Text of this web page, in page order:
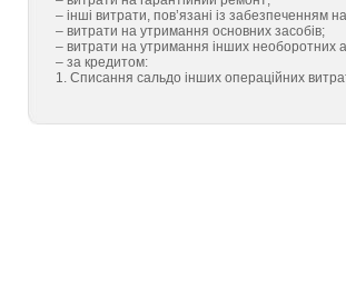
– інші витрати, пов’язані із забезпеченням
– витрати на утримання основних засобів;
– витрати на утримання інших необоротних
– за кредитом:
1. Списання сальдо інших операційних